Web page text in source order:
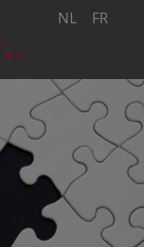
NL FR